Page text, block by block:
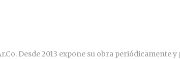
Desde 2013 expone su obra periódicamente